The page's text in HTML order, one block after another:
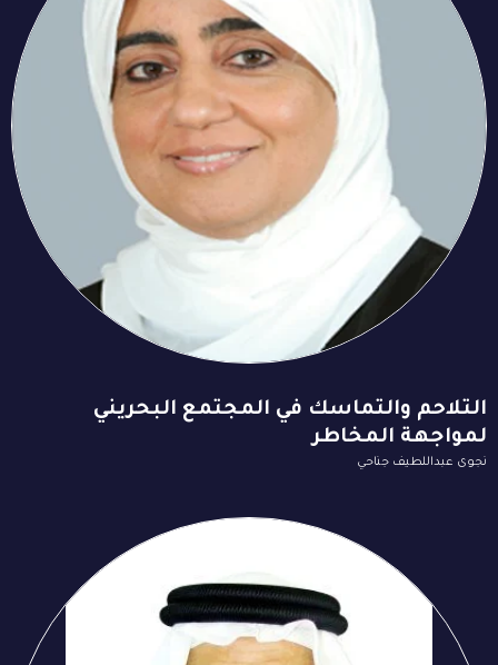
التلاحم والتماسك في المجتمع البحريني
لمواجهة المخاطر
نجوى عبداللطيف جناحي